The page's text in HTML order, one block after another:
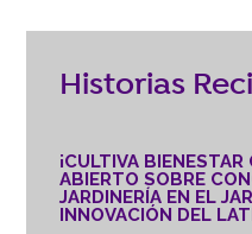
Historias
¡CULTIVA
ABIERTO SOBRE
JARDINERÍA EN EL
INNOVACIÓN DEL